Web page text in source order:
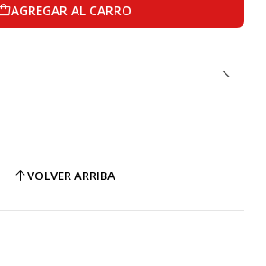
AGREGAR AL CARRO
VOLVER ARRIBA